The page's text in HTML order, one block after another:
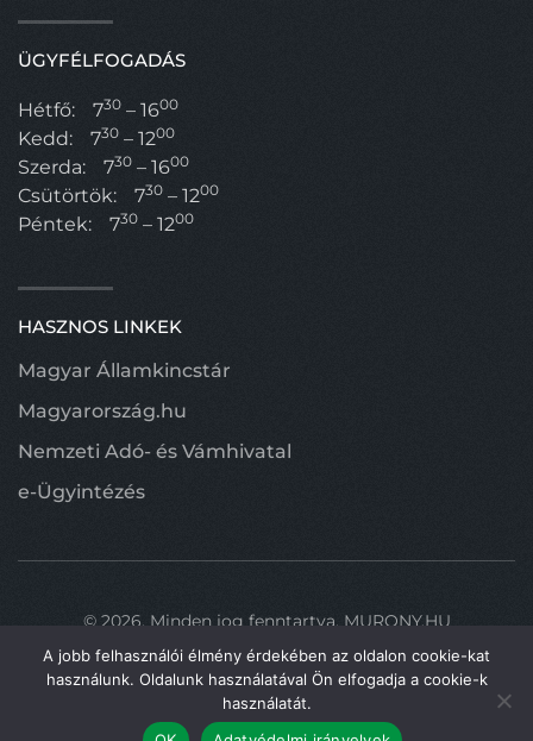
ÜGYFÉLFOGADÁS
Hétfő: 730 – 1600
Kedd: 730 – 1200
Szerda: 730 – 1600
Csütörtök: 730 – 1200
Péntek: 730 – 1200
HASZNOS LINKEK
Magyar Államkincstár
Magyarország.hu
Nemzeti Adó- és Vámhivatal
e-Ügyintézés
© 2026. Minden jog fenntartva. MURONY.HU
A jobb felhasználói élmény érdekében az oldalon cookie-kat
használunk. Oldalunk használatával Ön elfogadja a cookie-k
használatát.